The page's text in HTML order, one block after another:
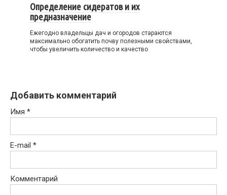
Определение сидератов и их
предназначение
Ежегодно владельцы дач и огородов стараются
максимально обогатить почву полезными свойствами,
чтобы увеличить количество и качество
Добавить комментарий
Имя *
E-mail *
Комментарий